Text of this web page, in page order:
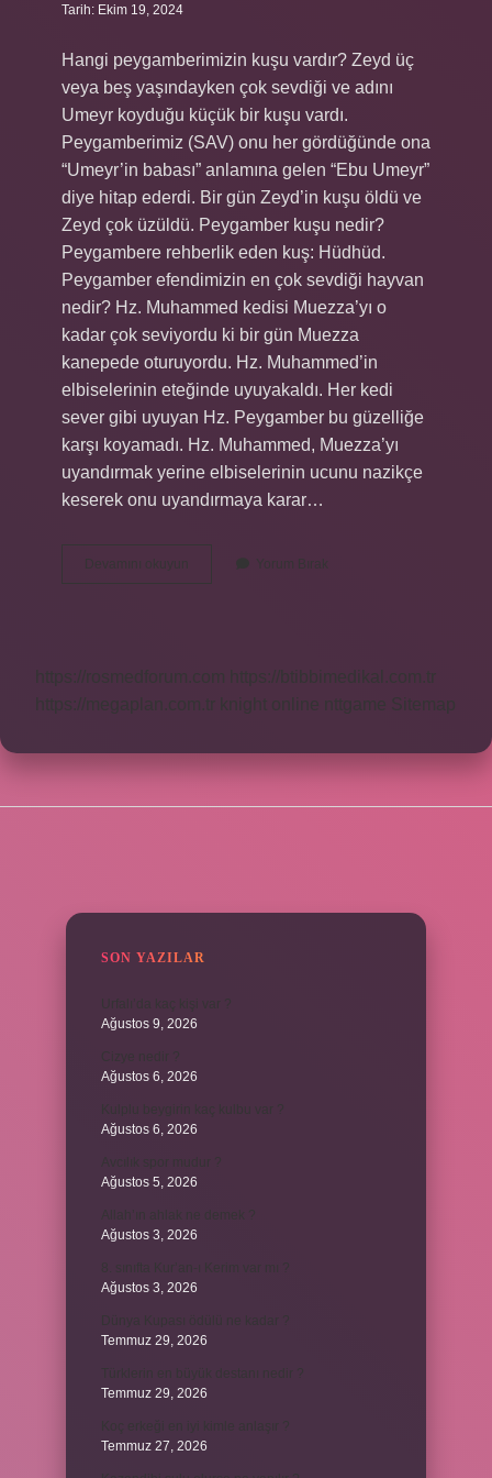
Tarih: Ekim 19, 2024
Hangi peygamberimizin kuşu vardır? Zeyd üç
veya beş yaşındayken çok sevdiği ve adını
Umeyr koyduğu küçük bir kuşu vardı.
Peygamberimiz (SAV) onu her gördüğünde ona
“Umeyr’in babası” anlamına gelen “Ebu Umeyr”
diye hitap ederdi. Bir gün Zeyd’in kuşu öldü ve
Zeyd çok üzüldü. Peygamber kuşu nedir?
Peygambere rehberlik eden kuş: Hüdhüd.
Peygamber efendimizin en çok sevdiği hayvan
nedir? Hz. Muhammed kedisi Muezza’yı o
kadar çok seviyordu ki bir gün Muezza
kanepede oturuyordu. Hz. Muhammed’in
elbiselerinin eteğinde uyuyakaldı. Her kedi
sever gibi uyuyan Hz. Peygamber bu güzelliğe
karşı koyamadı. Hz. Muhammed, Muezza’yı
uyandırmak yerine elbiselerinin ucunu nazikçe
keserek onu uyandırmaya karar…
Devamını okuyun
Peygamber
Efendimizin
Yorum Bırak
https://rosmedforum.com
https://btibbimedikal.com.tr
https://megaplan.com.tr knight online nttgame Sitemap
SON YAZILAR
Ağustos 9, 2026
Ağustos 6, 2026
Ağustos 6, 2026
Ağustos 5, 2026
Ağustos 3, 2026
Ağustos 3, 2026
Temmuz 29, 2026
Temmuz 29, 2026
Temmuz 27, 2026